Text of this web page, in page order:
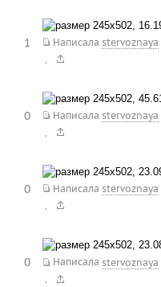
Написала stervoznaya
.
1
Написала stervoznaya
.
0
Написала stervoznaya
.
0
Написала stervoznaya
.
0